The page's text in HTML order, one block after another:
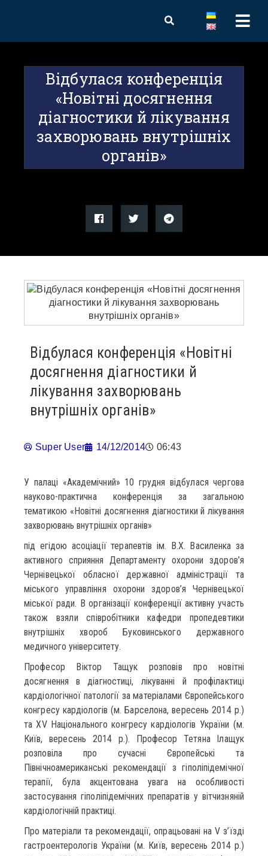
Відбулася конференція
«Новітні досягнення
діагностики й лікування
захворювань внутрішніх
органів»
Відбулася конференція «Новітні
досягнення діагностики й
лікування захворювань
внутрішніх органів»
Super User 14/12/2014 06:43
У палаці «Академічний» 10 грудня відбулася чергова
науково-практична конференція за загальною
тематикою «Новітні досягнення діагностики й лікування
захворювань внутрішніх органів»
під егідою асоціації терапевтів ім. В.Х. Василенка за
активного сприяння Департаменту охорони здоров’я
Чернівецької обласної державної адміністрації та
міського управління охорони здоров’я Чернівецької
міської ради. В організації конференції активну участь
також взяли співробітники кафедри пропедевтики
внутрішніх хвороб Буковинського державного
медичного університету.
Професор Віктор Тащук розповів про новітні
досягнення в діагностиці, лікуванні й профілактиці
кардіологічної патології за матеріалами Європейського
конгресу кардіологів (м. Барселона, вересень 2014 р.)
та XV Національного конгресу кардіологів України (м.
Київ, вересень 2014 р.). Професор Тетяна Ілащук
розповіла про сучасні Європейські та
Північноамериканські рекомендації з гіполіпідемічної
терапії, була акцентована увага на особливості
застосування гіполіпідемічних препаратів у вітчизняній
кардіологічній практиці.
Про матеріали та рекомендації, опрацьовані на V з’їзді
гастроентерологів України (м. Київ, вересень 2014 р.)